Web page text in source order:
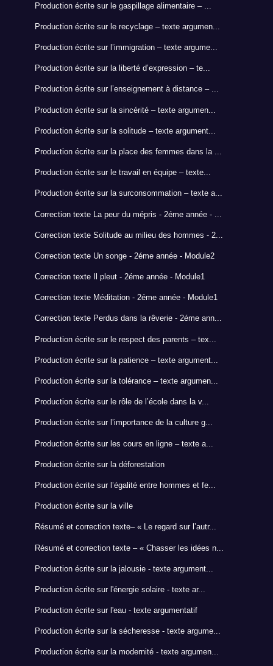
Production écrite sur le gaspillage alimentaire – ...
Production écrite sur le recyclage – texte argumen...
Production écrite sur l’immigration – texte argume...
Production écrite sur la liberté d’expression – te...
Production écrite sur l’enseignement à distance – ...
Production écrite sur la sincérité – texte argumen...
Production écrite sur la solitude – texte argument...
Production écrite sur la place des femmes dans la ...
Production écrite sur le travail en équipe – texte...
Production écrite sur la surconsommation – texte a...
Correction texte La peur du mépris - 2éme année - ...
Correction texte Solitude au milieu des hommes - 2...
Correction texte Un songe - 2éme année - Module2
Correction texte Il pleut - 2éme année - Module1
Correction texte Méditation - 2éme année - Module1
Correction texte Perdus dans la rêverie - 2éme ann...
Production écrite sur le respect des parents – tex...
Production écrite sur la patience – texte argument...
Production écrite sur la tolérance – texte argumen...
Production écrite sur le rôle de l’école dans la v...
Production écrite sur l’importance de la culture g...
Production écrite sur les cours en ligne – texte a...
Production écrite sur la déforestation
Production écrite sur l’égalité entre hommes et fe...
Production écrite sur la ville
Résumé et correction texte– « Le regard sur l’autr...
Résumé et correction texte – « Chasser les idées n...
Production écrite sur la jalousie - texte argument...
Production écrite sur l'énergie solaire - texte ar...
Production écrite sur l'eau - texte argumentatif
Production écrite sur la sécheresse - texte argume...
Production écrite sur la modernité - texte argumen...